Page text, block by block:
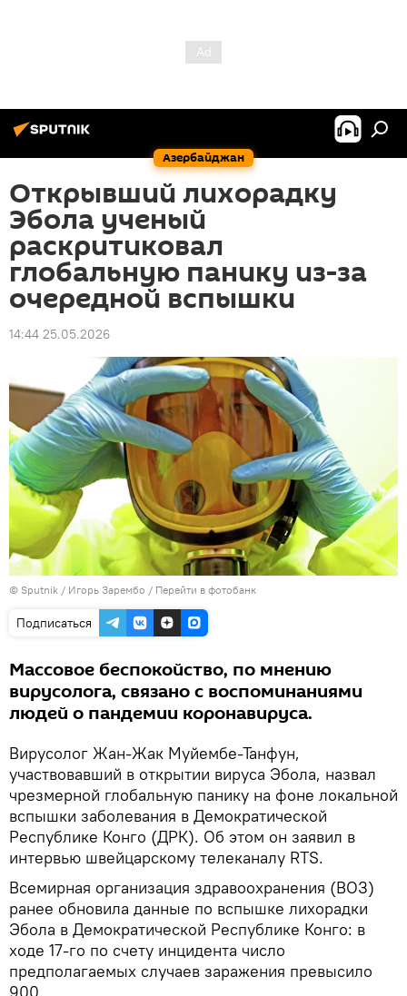
Азербайджан
Открывший лихорадку
Эбола ученый
раскритиковал
глобальную панику из-за
очередной вспышки
14:44 25.05.2026
© Sputnik / Игорь Зарембо / Перейти в фотобанк
Подписаться
Массовое беспокойство, по мнению
вирусолога, связано с воспоминаниями
людей о пандемии коронавируса.
Вирусолог Жан‑Жак Муйембе‑Танфун,
участвовавший в открытии вируса Эбола, назвал
чрезмерной глобальную панику на фоне локальной
вспышки заболевания в Демократической
Республике Конго (ДРК). Об этом он заявил в
интервью швейцарскому телеканалу RTS.
Всемирная организация здравоохранения (ВОЗ)
ранее обновила данные по вспышке лихорадки
Эбола в Демократической Республике Конго: в
ходе 17‑го по счету инцидента число
предполагаемых случаев заражения превысило
900.